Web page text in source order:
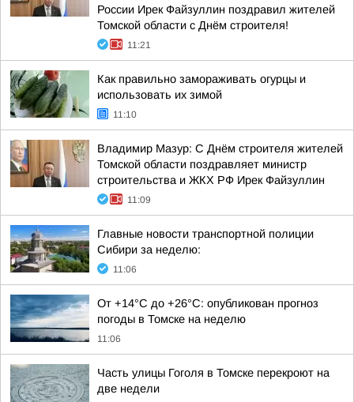
России Ирек Файзуллин поздравил жителей
Томской области с Днём строителя!
11:21
Как правильно замораживать огурцы и
использовать их зимой
11:10
Владимир Мазур: С Днём строителя жителей
Томской области поздравляет министр
строительства и ЖКХ РФ Ирек Файзуллин
11:09
Главные новости транспортной полиции
Сибири за неделю:
11:06
От +14°С до +26°С: опубликован прогноз
погоды в Томске на неделю
11:06
Часть улицы Гоголя в Томске перекроют на
две недели